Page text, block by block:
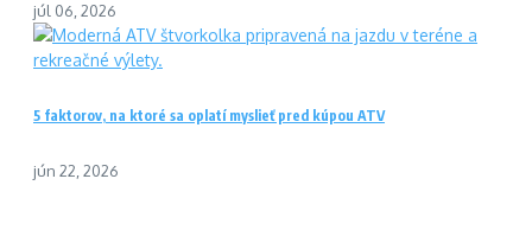
júl 06, 2026
5 faktorov, na ktoré sa oplatí myslieť pred kúpou ATV
jún 22, 2026